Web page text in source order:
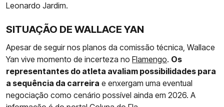
Leonardo Jardim.
SITUAÇÃO DE WALLACE YAN
Apesar de seguir nos planos da comissão técnica, Wallace
Yan vive momento de incerteza no Flamengo. Os
representantes do atleta avaliam possibilidades para
a sequência da carreira e enxergam uma eventual
negociação como cenário possível ainda em 2026. A